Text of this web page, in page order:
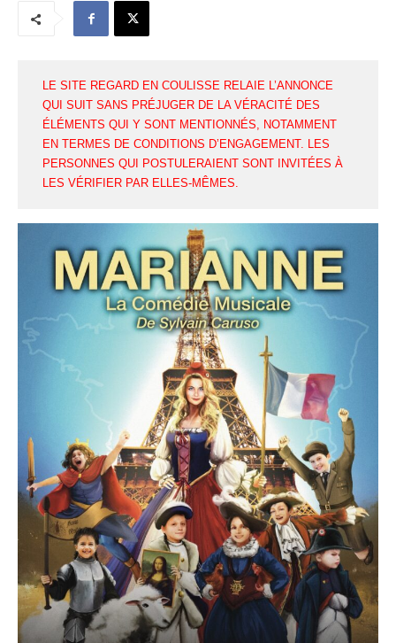
LE SITE REGARD EN COULISSE RELAIE L’ANNONCE
QUI SUIT SANS PRÉJUGER DE LA VÉRACITÉ DES
ÉLÉMENTS QUI Y SONT MENTIONNÉS, NOTAMMENT
EN TERMES DE CONDITIONS D’ENGAGEMENT. LES
PERSONNES QUI POSTULERAIENT SONT INVITÉES À
LES VÉRIFIER PAR ELLES-MÊMES.